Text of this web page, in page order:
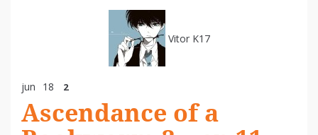
Vitor K17
jun 18 2
Ascendance of a